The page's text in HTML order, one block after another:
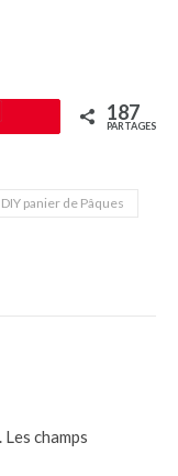
187
PARTAGES
DIY panier de Pâques
Les champs